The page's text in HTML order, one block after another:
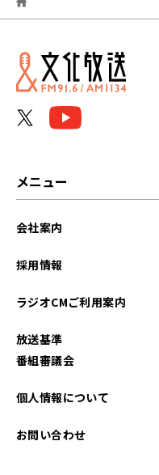
2026年05
2026年04月
2025年07月
メニュー
会社案内
採用情報
ラジオCMご利用案内
放送基準
番組審議会
個人情報について
お問い合わせ